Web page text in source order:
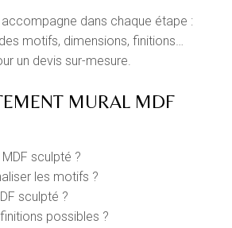
dans chaque étape :
motifs, dimensions, finitions…
un devis sur-mesure.
MURAL MDF
sculpté ?
les motifs ?
sculpté ?
possibles ?